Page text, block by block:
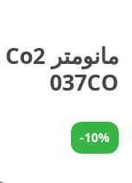
037CO
-10%